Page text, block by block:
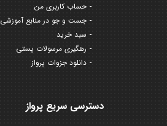
حساب کاربری من
جست و جو در منابع آموزشی
سبد خرید
رهگیری مرسولات پستی
دانلود جزوات پرواز
دسترسی سریع پرواز